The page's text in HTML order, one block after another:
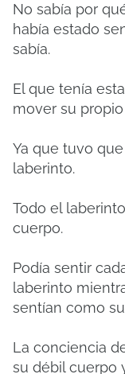
No sabía por
había estado
sabía.
El que tenía
mover su
Ya que tuvo
laberinto.
Todo el
cuerpo.
Podía sentir
laberinto
sentían como
La conciencia
su débil cuerpo